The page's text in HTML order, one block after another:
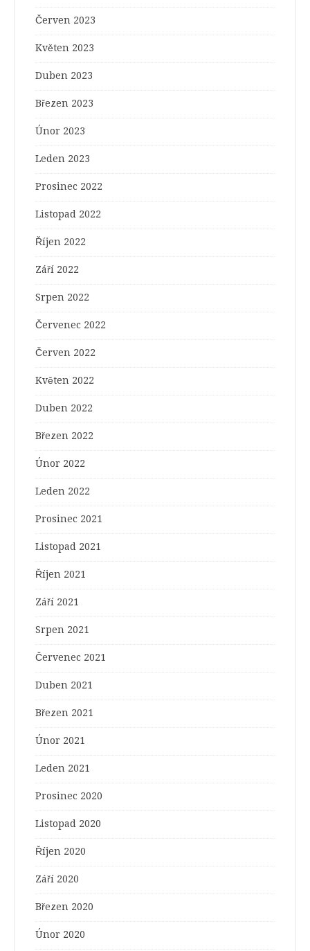
Červen 2023
Květen 2023
Duben 2023
Březen 2023
Únor 2023
Leden 2023
Prosinec 2022
Listopad 2022
Říjen 2022
Září 2022
Srpen 2022
Červenec 2022
Červen 2022
Květen 2022
Duben 2022
Březen 2022
Únor 2022
Leden 2022
Prosinec 2021
Listopad 2021
Říjen 2021
Září 2021
Srpen 2021
Červenec 2021
Duben 2021
Březen 2021
Únor 2021
Leden 2021
Prosinec 2020
Listopad 2020
Říjen 2020
Září 2020
Březen 2020
Únor 2020